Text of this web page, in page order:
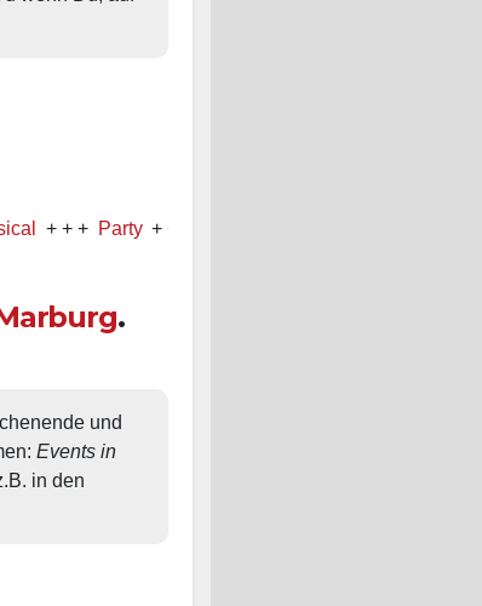
+ Party + + + Konzert
und
Events in
in den